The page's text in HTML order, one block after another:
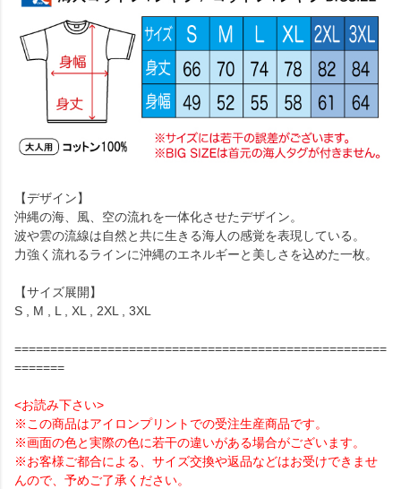
【デザイン】
沖縄の海、風、空の流れを一体化させたデザイン。
波や雲の流線は自然と共に生きる海人の感覚を表現している。
力強く流れるラインに沖縄のエネルギーと美しさを込めた一枚。
【サイズ展開】
S , M , L , XL , 2XL , 3XL
====================================================
=======
<お読み下さい>
※この商品はアイロンプリントでの受注生産商品です。
※画面の色と実際の色に若干の違いがある場合がございます。
※お客様ご都合による、サイズ交換や返品などはお受けできませ
んので、予めご了承ください。